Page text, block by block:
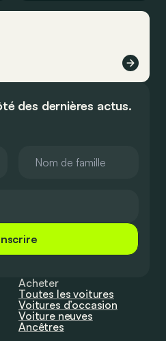
des dernières actus.
Acheter
Toutes les voitures
Voitures d’occasion
Voiture neuves
Ancêtres